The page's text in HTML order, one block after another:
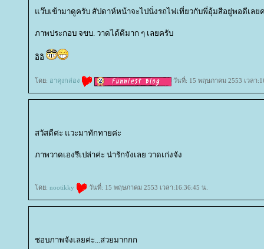
ว๊บเข้ามาดูครับ สัปดาห์หน้าจะไปนั่งรถไฟเที่ยวกับพี่อุ้มสีอยู่พอดีเลย
ภาพประกอบ จขบ. วาดได้ดีมาก ๆ เลยครับ
อิอิ
ดย: อาคุงกล่อง วันที่: 15 พฤษภาคม 2553 เวลา
สวัสดีค่ะ แวะมาทักทายค่ะ
ภาพวาดเองรึเปล่าค่ะ น่ารักจังเลย วาดเก่งจัง
ดย: nootikky วันที่: 15 พฤษภาคม 2553 เวลา:16:36:45 น.
ชอบภาพจังเลยค่ะ...สวยมากกก